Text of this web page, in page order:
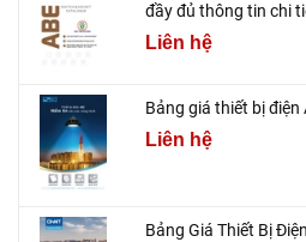
đầy đủ thông tin chi
Liên hệ
Bảng giá thiết bị điện
Liên hệ
Bảng Giá Thiết Bị